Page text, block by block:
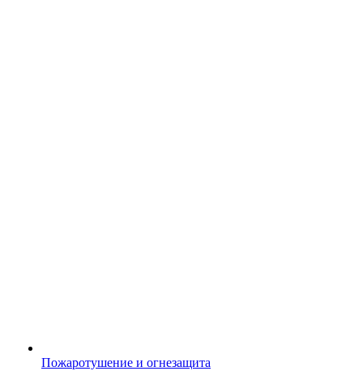
Пожаротушение и огнезащита